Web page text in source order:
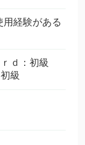
用経験がある
ｄ：初級
級